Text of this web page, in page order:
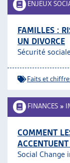
ENJEUX
FAMILLES :
UN DIVORCE
Sécurité
Faits et
FINANCES »
COMMENT
Social Change